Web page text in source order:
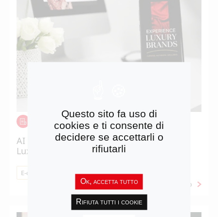
NOTIZIE
AI and product pages: 6 solutions for the
Luxury sector
E-commerce
Maggiori info
Questo sito fa uso di
cookies e ti consente di
decidere se accettarli o
rifiutarli
Ok, accetta tutto
Rifiuta tutti i cookie